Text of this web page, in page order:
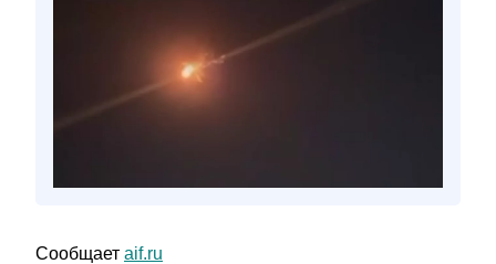
Сообщает aif.ru